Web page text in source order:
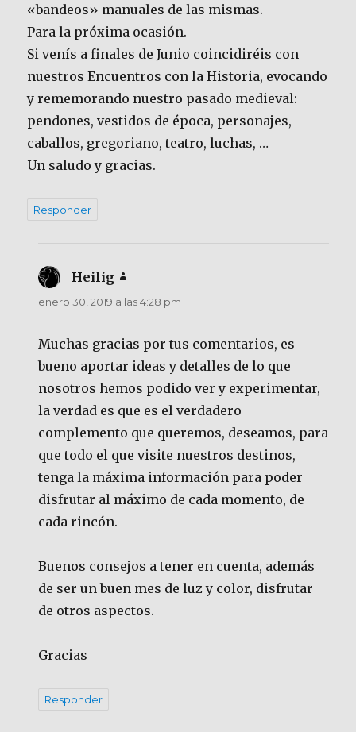
«bandeos» manuales de las mismas.
Para la próxima ocasión.
Si venís a finales de Junio coincidiréis con
nuestros Encuentros con la Historia, evocando
y rememorando nuestro pasado medieval:
pendones, vestidos de época, personajes,
caballos, gregoriano, teatro, luchas, …
Un saludo y gracias.
Responder
Heilig
enero 30, 2019 a las 4:28 pm
Muchas gracias por tus comentarios, es
bueno aportar ideas y detalles de lo que
nosotros hemos podido ver y experimentar,
la verdad es que es el verdadero
complemento que queremos, deseamos, para
que todo el que visite nuestros destinos,
tenga la máxima información para poder
disfrutar al máximo de cada momento, de
cada rincón.
Buenos consejos a tener en cuenta, además
de ser un buen mes de luz y color, disfrutar
de otros aspectos.
Gracias
Responder